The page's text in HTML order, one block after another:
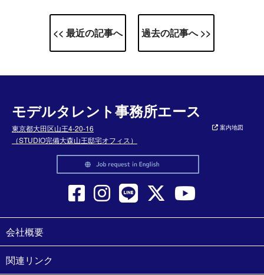
<< 最近の記事へ 過去の記事へ >>
モデルタレント事務所エース
東京都大田区山王4-20-16
（STUDIO完備大森山王邸宅オフィス）
案内地図
会社概要
関連リンク